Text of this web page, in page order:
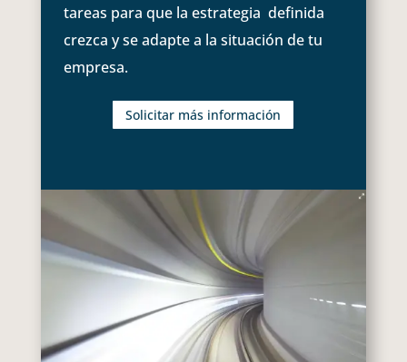
tareas para que la estrategia definida
crezca y se adapte a la situación de tu
empresa.
Solicitar más información